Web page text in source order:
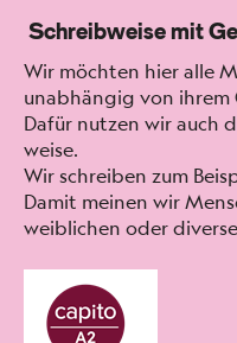
Schreibweise mit
Wir möcht­en hier alle
unab­hängig von ihrem
Dafür nutzen wir auch
weise.
Wir schreiben zum
Damit meinen wir
weib­lichen oder